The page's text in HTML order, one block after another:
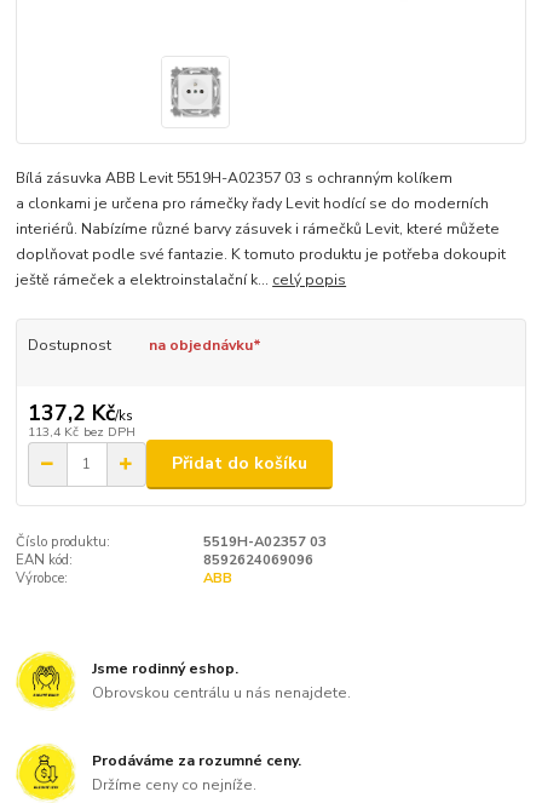
Bílá zásuvka ABB Levit 5519H-A02357 03 s ochranným kolíkem
a clonkami je určena pro rámečky řady Levit hodící se do moderních
interiérů. Nabízíme různé barvy zásuvek i rámečků Levit, které můžete
doplňovat podle své fantazie. K tomuto produktu je potřeba dokoupit
ještě rámeček a elektroinstalační k... celý popis
Dostupnost na objednávku*
137,2 Kč/ks
113,4 Kč bez DPH
Přidat do košíku
Číslo produktu:
5519H-A02357 03
EAN kód:
8592624069096
Výrobce:
ABB
Jsme rodinný eshop.
Obrovskou centrálu u nás nenajdete.
Prodáváme za rozumné ceny.
Držíme ceny co nejníže.